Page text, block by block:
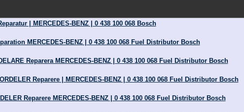
| MERCEDES-BENZ | 0 438 100 068 Bosch
MERCEDES-BENZ | 0 438 100 068 Fuel Distributor Bosch
Reparera MERCEDES-BENZ | 0 438 100 068 Fuel Distributor Bosch
Reparere | MERCEDES-BENZ | 0 438 100 068 Fuel Distributor Bosch
Reparere MERCEDES-BENZ | 0 438 100 068 Fuel Distributor Bosch